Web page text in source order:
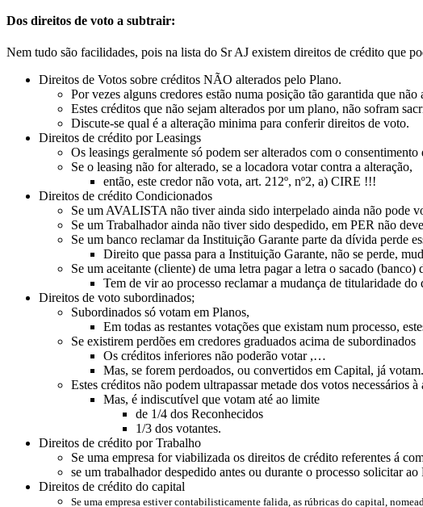
Dos direitos de voto a subtrair:
Nem tudo são facilidades, pois na lista do Sr AJ existem direitos de crédito que
Direitos de Votos sobre créditos NÃO alterados pelo Plano.
Por vezes alguns credores estão numa posição tão garantida que
Estes créditos que não sejam alterados por um plano, não sofram
Discute-se qual é a alteração minima para conferir direitos de voto.
Direitos de crédito por Leasings
Os leasings geralmente só podem ser alterados com o
Se o leasing não for alterado, se a locadora votar contra a alteração,
então, este credor não vota, art. 212º, nº2, a) CIRE !!!
Direitos de crédito Condicionados
Se um AVALISTA não tiver ainda sido interpelado ainda não pode
Se um Trabalhador ainda não tiver sido despedido, em PER não
Se um banco reclamar da Instituição Garante parte da dívida perde
Direito que passa para a Instituição Garante, não se perde,
Se um aceitante (cliente) de uma letra pagar a letra o sacado
Tem de vir ao processo reclamar a mudança de titularidade do
Direitos de voto subordinados;
Subordinados só votam em Planos,
Em todas as restantes votações que existam num processo,
Se existirem perdões em credores graduados acima de subordinados
Os créditos inferiores não poderão votar ,…
Mas, se forem perdoados, ou convertidos em Capital, já votam.
Estes créditos não podem ultrapassar metade dos votos necessários
Mas, é indiscutível que votam até ao limite
de 1/4 dos Reconhecidos
1/3 dos votantes.
Direitos de crédito por Trabalho
Se uma empresa for viabilizada os direitos de crédito referentes á
se um trabalhador despedido antes ou durante o processo solicitar
Direitos de crédito do capital
Se uma empresa estiver contabilisticamente falida, as rúbricas do capital,